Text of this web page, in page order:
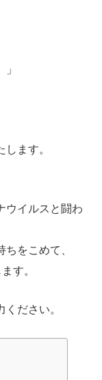
ます。
ウイルスと闘わ
をこめて、
す。
ださい。